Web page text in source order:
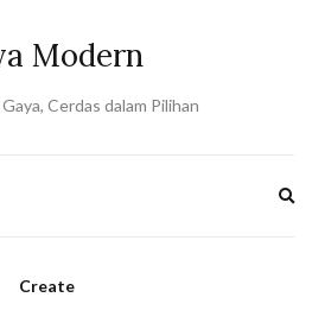
Modern
Cerdas dalam Pilihan
Create